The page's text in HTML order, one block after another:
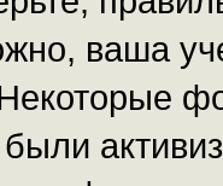
ваша
были